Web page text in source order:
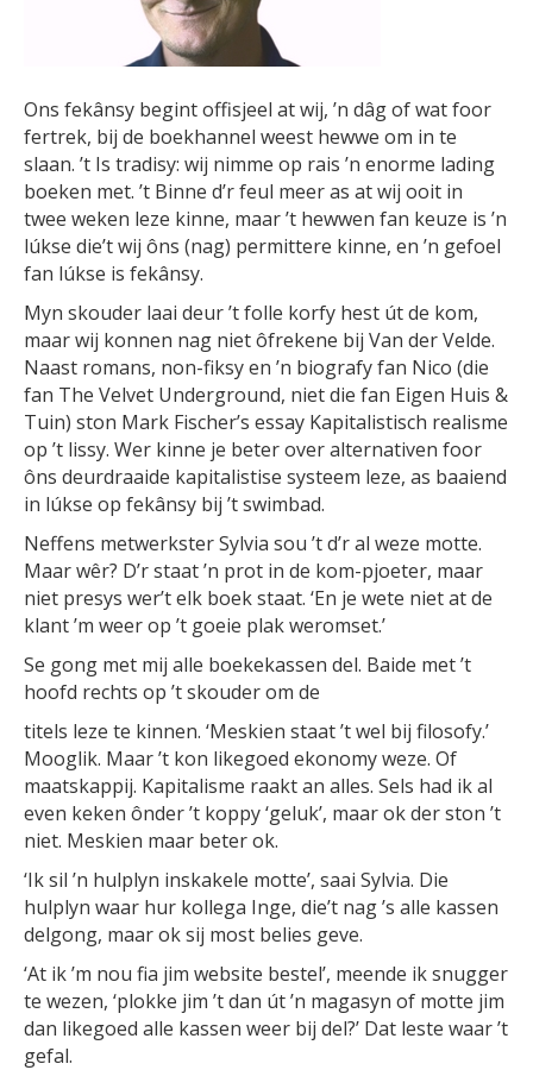
Ons fekânsy begint offisjeel at wij, ’n dâg of wat foor
fertrek, bij de boekhannel weest hewwe om in te
slaan. ’t Is tradisy: wij nimme op rais ’n enorme lading
boeken met. ’t Binne d’r feul meer as at wij ooit in
twee weken leze kinne, maar ’t hewwen fan keuze is ’n
lúkse die’t wij ôns (nag) permittere kinne, en ’n gefoel
fan lúkse is fekânsy.
Myn skouder laai deur ’t folle korfy hest út de kom,
maar wij konnen nag niet ôfrekene bij Van der Velde.
Naast romans, non-fiksy en ’n biografy fan Nico (die
fan The Velvet Underground, niet die fan Eigen Huis &
Tuin) ston Mark Fischer’s essay Kapitalistisch realisme
op ’t lissy. Wer kinne je beter over alternativen foor
ôns deurdraaide kapitalistise systeem leze, as baaiend
in lúkse op fekânsy bij ’t swimbad.
Neffens metwerkster Sylvia sou ’t d’r al weze motte.
Maar wêr? D’r staat ’n prot in de kom-pjoeter, maar
niet presys wer’t elk boek staat. ‘En je wete niet at de
klant ’m weer op ’t goeie plak weromset.’
Se gong met mij alle boekekassen del. Baide met ’t
hoofd rechts op ’t skouder om de
titels leze te kinnen. ‘Meskien staat ’t wel bij filosofy.’
Mooglik. Maar ’t kon likegoed ekonomy weze. Of
maatskappij. Kapitalisme raakt an alles. Sels had ik al
even keken ônder ’t koppy ‘geluk’, maar ok der ston ’t
niet. Meskien maar beter ok.
‘Ik sil ’n hulplyn inskakele motte’, saai Sylvia. Die
hulplyn waar hur kollega Inge, die’t nag ’s alle kassen
delgong, maar ok sij most belies geve.
‘At ik ’m nou fia jim website bestel’, meende ik snugger
te wezen, ‘plokke jim ’t dan út ’n magasyn of motte jim
dan likegoed alle kassen weer bij del?’ Dat leste waar ’t
gefal.